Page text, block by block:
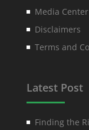
Media Center
Disclaimers
Terms and
Latest Post
Finding the